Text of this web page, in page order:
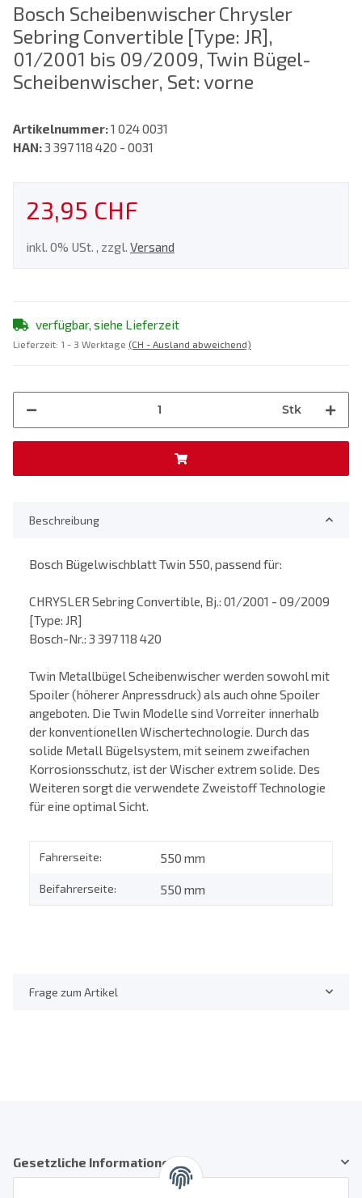
Bosch Scheibenwischer Chrysler
Sebring Convertible [Type: JR],
01/2001 bis 09/2009, Twin Bügel-
Scheibenwischer, Set: vorne
Artikelnummer:1 024 0031
HAN:3 397 118 420 - 0031
23,95 CHF
inkl. 0% USt. , zzgl. Versand
verfügbar, siehe Lieferzeit
Lieferzeit: 1 - 3 Werktage (CH - Ausland abweichend)
Stk
Beschreibung
Bosch Bügelwischblatt Twin 550, passend für:
CHRYSLER Sebring Convertible, Bj.: 01/2001 - 09/2009
[Type: JR]
Bosch-Nr.: 3 397 118 420
Twin Metallbügel Scheibenwischer werden sowohl mit
Spoiler (höherer Anpressdruck) als auch ohne Spoiler
angeboten. Die Twin Modelle sind Vorreiter innerhalb
der konventionellen Wischertechnologie. Durch das
solide Metall Bügelsystem, mit seinem zweifachen
Korrosionsschutz, ist der Wischer extrem solide. Des
Weiteren sorgt die verwendete Zweistoff Technologie
für eine optimal Sicht.
Fahrerseite: 550 mm
Beifahrerseite: 550 mm
Frage zum Artikel
Gesetzliche Informationen